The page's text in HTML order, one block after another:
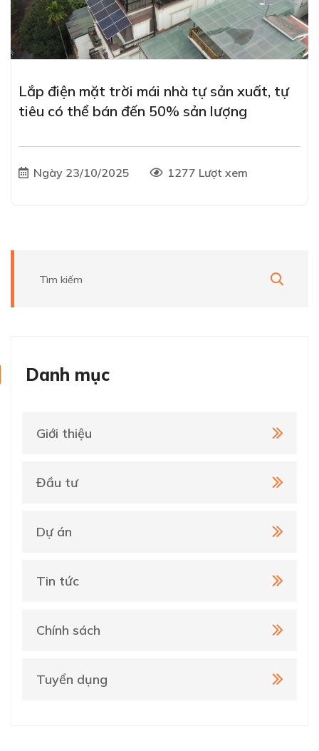
Lắp điện mặt trời mái nhà tự sản xuất, tự
tiêu có thể bán đến 50% sản lượng
Ngày 23/10/2025 1277 Lượt xem
Danh mục
Giới thiệu
Đầu tư
Dự án
Tin tức
Chính sách
Tuyển dụng